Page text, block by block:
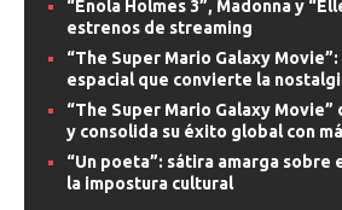
“Enola Holmes 3”, Madonna y
estrenos de streaming
“The Super Mario Galaxy
espacial que convierte la
“The Super Mario Galaxy Movie”
y consolida su éxito global con
“Un poeta”: sátira amarga sobre
la impostura cultural